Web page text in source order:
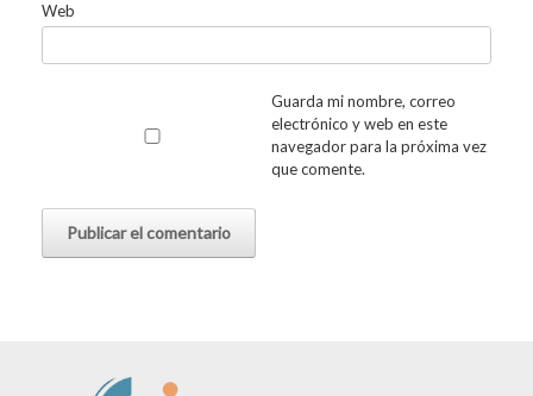
Web
Guarda mi nombre, correo
electrónico y web en este
navegador para la próxima vez
que comente.